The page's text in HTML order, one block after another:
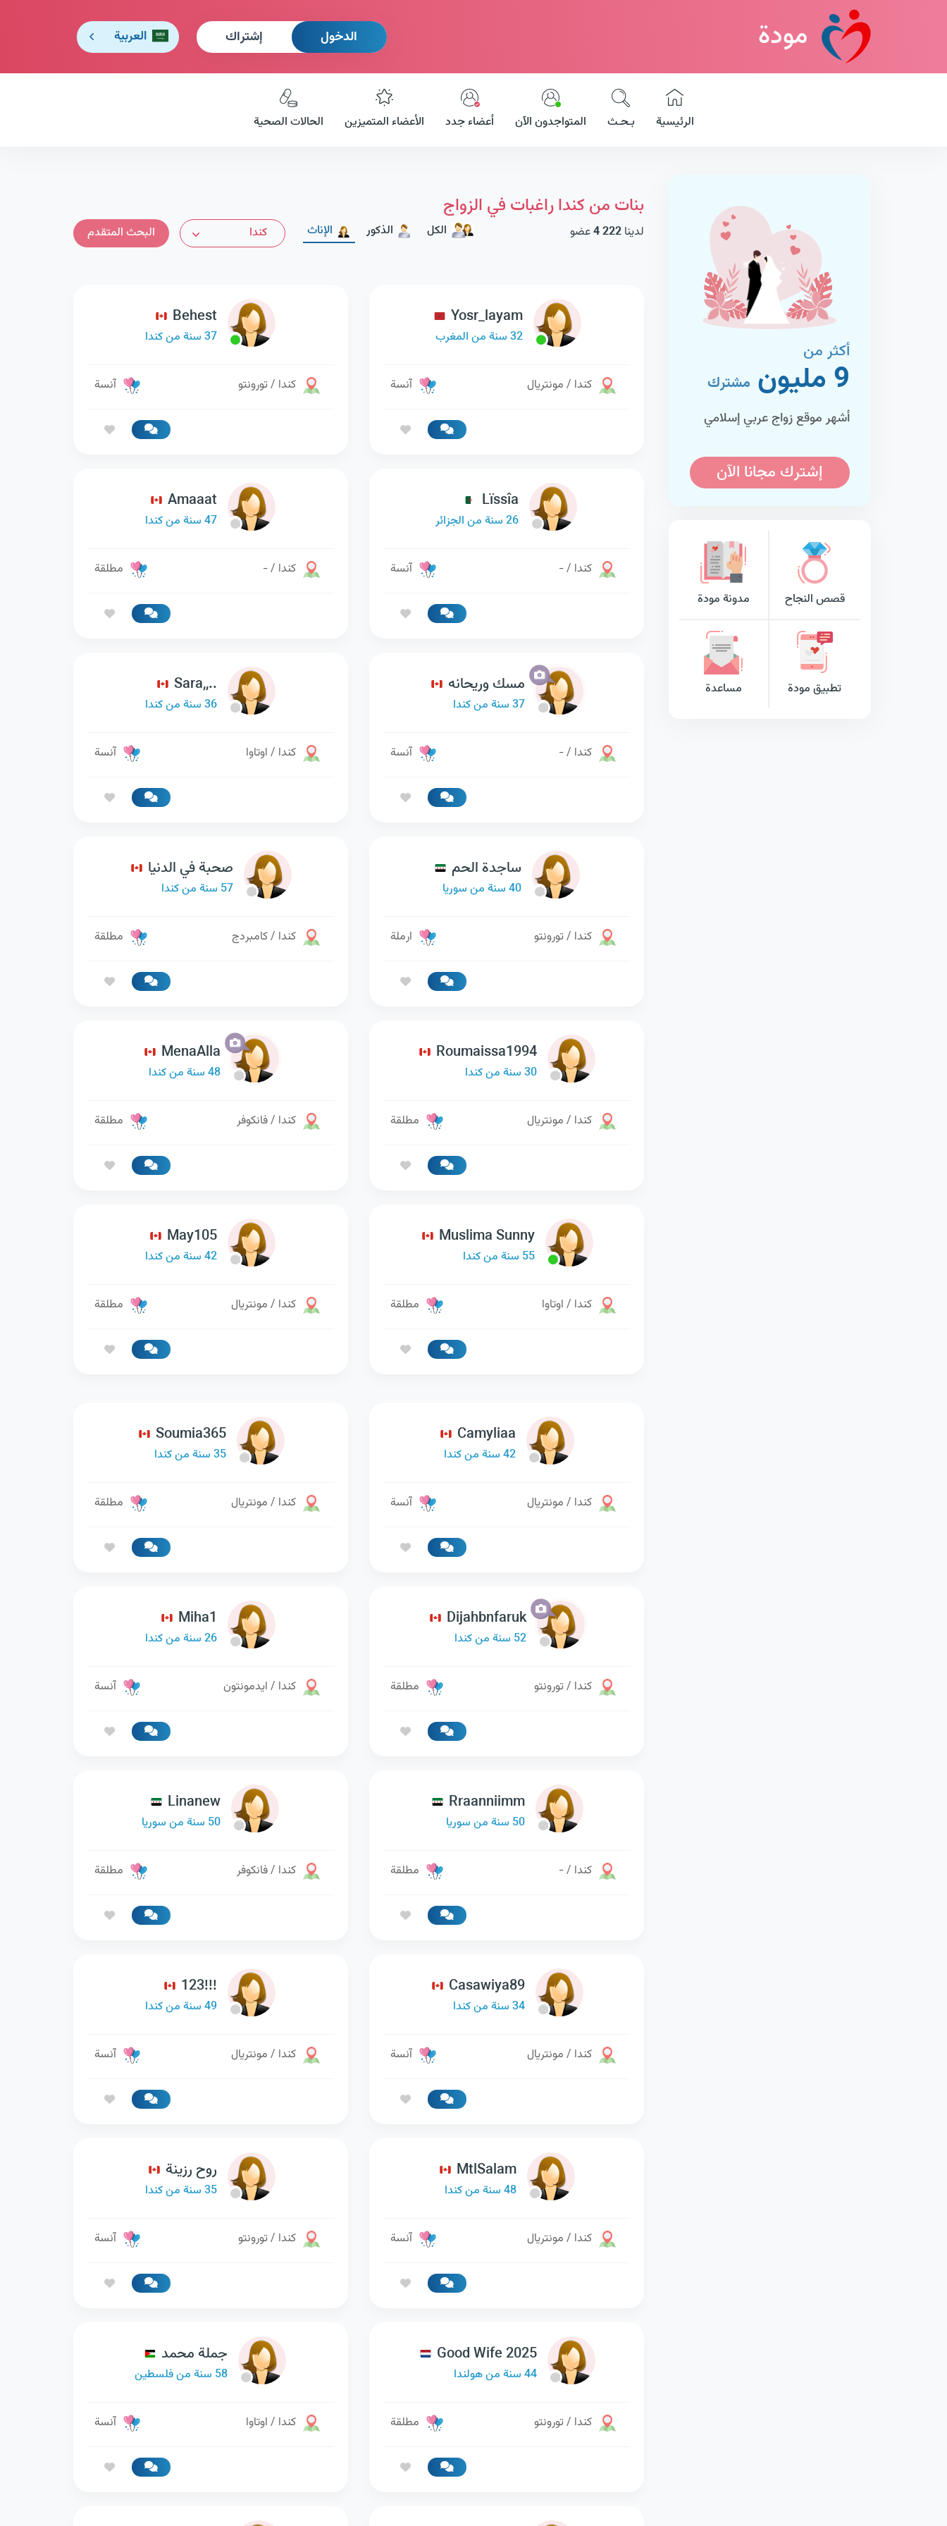
مودة الدخول إشتراك العربية
الرئيسية بـحـث المتواجدون الآن أعضاء جدد الأعضاء المتميزين الحالات الصحية
أكثر من
9 مليون مشترك
أشهر موقع زواج عربي إسلامي
إشترك مجانا الآن
قصص النجاح مدونة مودة
تطبيق مودة مساعدة
بنات من كندا راغبات في الزواج
لدينا4 222عضو الكل الذكور الإناث كندا البحث المتقدم
Yosr_layam
32 سنة من المغرب
كندا / مونتريال آنسة
Behest
37 سنة من كندا
كندا / تورونتو آنسة
Lïssîa
26 سنة من الجزائر
كندا / - آنسة
Amaaat
47 سنة من كندا
كندا / - مطلقة
مسك وريحانه
37 سنة من كندا
كندا / - آنسة
Sara,,..
36 سنة من كندا
كندا / اوتاوا آنسة
ساجدة الحم
40 سنة من سوريا
كندا / تورونتو ارملة
صحبة في الدنيا
57 سنة من كندا
كندا / كامبردج مطلقة
Roumaissa1994
30 سنة من كندا
كندا / مونتريال مطلقة
MenaAlla
48 سنة من كندا
كندا / فانكوفر مطلقة
Muslima Sunny
55 سنة من كندا
كندا / اوتاوا مطلقة
May105
42 سنة من كندا
كندا / مونتريال مطلقة
Camyliaa
42 سنة من كندا
كندا / مونتريال آنسة
Soumia365
35 سنة من كندا
كندا / مونتريال مطلقة
Dijahbnfaruk
52 سنة من كندا
كندا / تورونتو مطلقة
Miha1
26 سنة من كندا
كندا / ايدمونتون آنسة
Rraanniimm
50 سنة من سوريا
كندا / - مطلقة
Linanew
50 سنة من سوريا
كندا / فانكوفر مطلقة
Casawiya89
34 سنة من كندا
كندا / مونتريال آنسة
123!!!
49 سنة من كندا
كندا / مونتريال آنسة
MtlSalam
48 سنة من كندا
كندا / مونتريال آنسة
روح رزينة
35 سنة من كندا
كندا / تورونتو آنسة
Good Wife 2025
44 سنة من هولندا
كندا / تورونتو مطلقة
جملة محمد
58 سنة من فلسطين
كندا / اوتاوا آنسة